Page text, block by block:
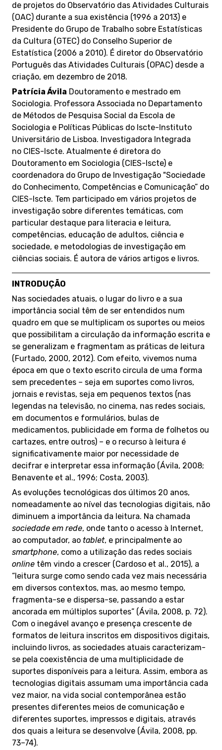
de projetos do Observatório das Atividades Culturais
(OAC) durante a sua existência (1996 a 2013) e
Presidente do Grupo de Trabalho sobre Estatísticas
da Cultura (GTEC) do Conselho Superior de
Estatística (2006 a 2010). É diretor do Observatório
Português das Atividades Culturais (OPAC) desde a
criação, em dezembro de 2018.
Patrícia Ávila Doutoramento e mestrado em
Sociologia. Professora Associada no Departamento
de Métodos de Pesquisa Social da Escola de
Sociologia e Políticas Públicas do Iscte-Instituto
Universitário de Lisboa. Investigadora Integrada
no CIES-Iscte. Atualmente é diretora do
Doutoramento em Sociologia (CIES-Iscte) e
coordenadora do Grupo de Investigação "Sociedade
do Conhecimento, Competências e Comunicação” do
CIES-Iscte. Tem participado em vários projetos de
investigação sobre diferentes temáticas, com
particular destaque para literacia e leitura,
competências, educação de adultos, ciência e
sociedade, e metodologias de investigação em
ciências sociais. É autora de vários artigos e livros.
INTRODUÇÃO
Nas sociedades atuais, o lugar do livro e a sua
importância social têm de ser entendidos num
quadro em que se multiplicam os suportes ou meios
que possibilitam a circulação da informação escrita e
se generalizam e fragmentam as práticas de leitura
(Furtado, 2000, 2012). Com efeito, vivemos numa
época em que o texto escrito circula de uma forma
sem precedentes – seja em suportes como livros,
jornais e revistas, seja em pequenos textos (nas
legendas na televisão, no cinema, nas redes sociais,
em documentos e formulários, bulas de
medicamentos, publicidade em forma de folhetos ou
cartazes, entre outros) – e o recurso à leitura é
significativamente maior por necessidade de
decifrar e interpretar essa informação (Ávila, 2008;
Benavente et al., 1996; Costa, 2003).
As evoluções tecnológicas dos últimos 20 anos,
nomeadamente ao nível das tecnologias digitais, não
diminuem a importância da leitura. Na chamada
sociedade em rede, onde tanto o acesso à Internet,
ao computador, ao tablet, e principalmente ao
smartphone, como a utilização das redes sociais
online têm vindo a crescer (Cardoso et al., 2015), a
“leitura surge como sendo cada vez mais necessária
em diversos contextos, mas, ao mesmo tempo,
fragmenta-se e dispersa-se, passando a estar
ancorada em múltiplos suportes” (Ávila, 2008, p. 72).
Com o inegável avanço e presença crescente de
formatos de leitura inscritos em dispositivos digitais,
incluindo livros, as sociedades atuais caracterizam-
se pela coexistência de uma multiplicidade de
suportes disponíveis para a leitura. Assim, embora as
tecnologias digitais assumam uma importância cada
vez maior, na vida social contemporânea estão
presentes diferentes meios de comunicação e
diferentes suportes, impressos e digitais, através
dos quais a leitura se desenvolve (Ávila, 2008, pp.
73–74).